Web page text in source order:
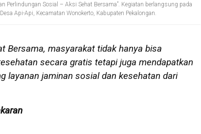
Perlindungan Sosial – Aksi Sehat Bersama”. Kegiatan berlangsung pada
Api-Api, Kecamatan Wonokerto, Kabupaten Pekalongan.
Bersama, masyarakat tidak hanya bisa
secara gratis tetapi juga mendapatkan
layanan jaminan sosial dan kesehatan dari